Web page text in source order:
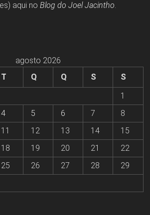
aqui no Blog do Joel Jacintho.
agosto 2026
T Q Q S
S
1
4 5 6 7
8
11 12 13 14
15
18 19 20 21
22
25 26 27 28
29